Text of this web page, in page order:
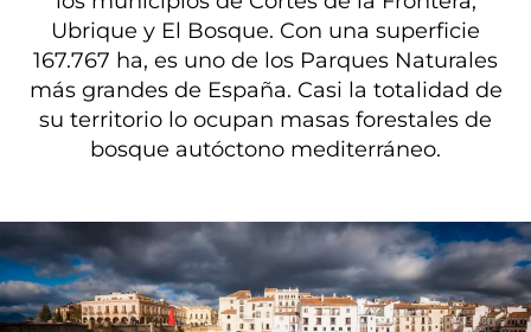
Ubrique y El Bosque. Con una superficie
167.767 ha, es uno de los Parques Naturales
más grandes de España. Casi la totalidad de
su territorio lo ocupan masas forestales de
bosque autóctono mediterráneo.